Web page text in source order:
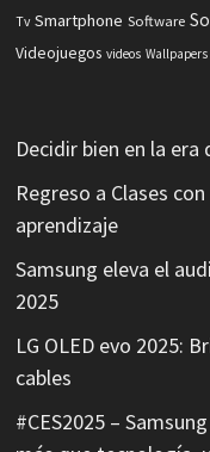
Tv Smartphone Software
Videojuegos videos Wallpapers
Decidir bien en la
Regreso a Clases
aprendizaje
Samsung eleva el
2025
LG OLED evo 2025:
cables
#CES2025 –